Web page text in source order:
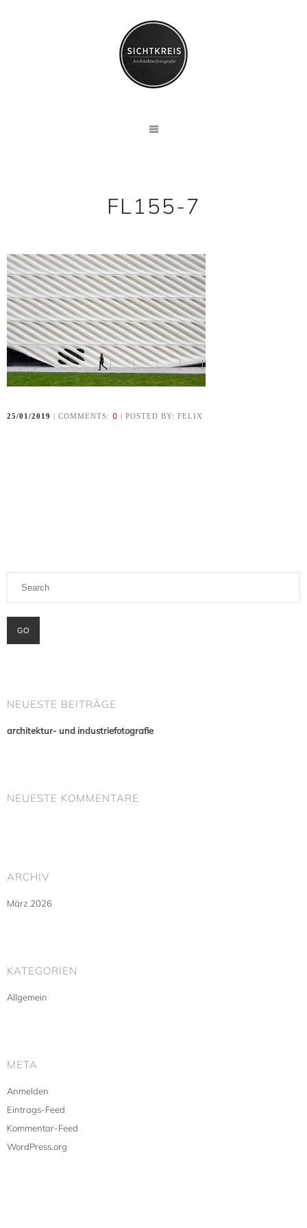
FL155-7
25/01/2019 | COMMENTS: 0 | POSTED BY: FELIX
NEUESTE BEITRÄGE
architektur- und industriefotografie
NEUESTE KOMMENTARE
ARCHIV
März 2026
KATEGORIEN
Allgemein
META
Anmelden
Eintrags-Feed
Kommentar-Feed
WordPress.org